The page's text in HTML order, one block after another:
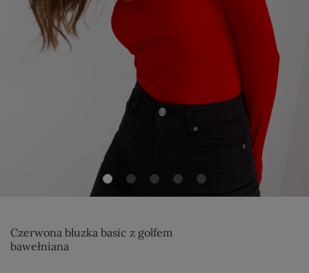
Czerwona bluzka basic z golfem
bawełniana